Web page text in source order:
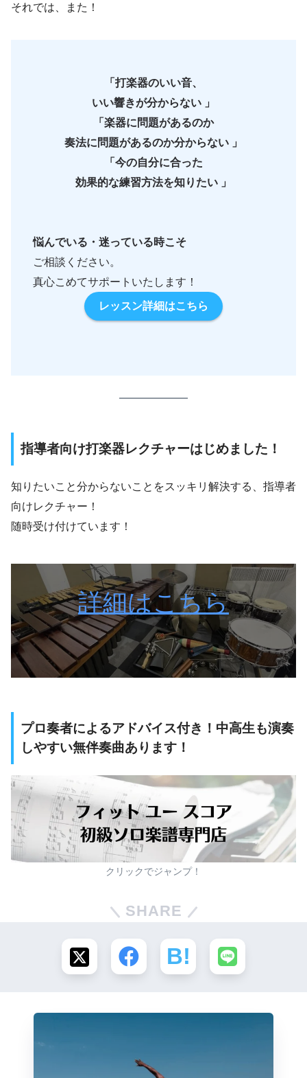
それでは、また！
「打楽器のいい音、
いい響きが分からない 」
「楽器に問題があるのか
奏法に問題があるのか分からない 」
「今の自分に合った
効果的な練習方法を知りたい 」
悩んでいる・迷っている時こそ
ご相談ください。
真心こめてサポートいたします！
レッスン詳細はこちら
指導者向け打楽器レクチャーはじめました！
知りたいこと分からないことをスッキリ解決する、指導者
向けレクチャー！
随時受け付けています！
詳細はこちら
プロ奏者によるアドバイス付き！中高生も演奏
しやすい無伴奏曲あります！
クリックでジャンプ！
SHARE